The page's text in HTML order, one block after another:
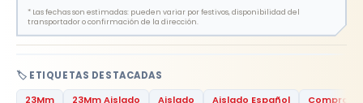
🏷️ ETIQUETAS DESTACADAS
23Mm
23Mm Aislado Aislado Aislado Español Comprar
* Las fechas son estimadas: pueden variar por festivos, disponibilidad del
transportador o confirmación de la dirección.